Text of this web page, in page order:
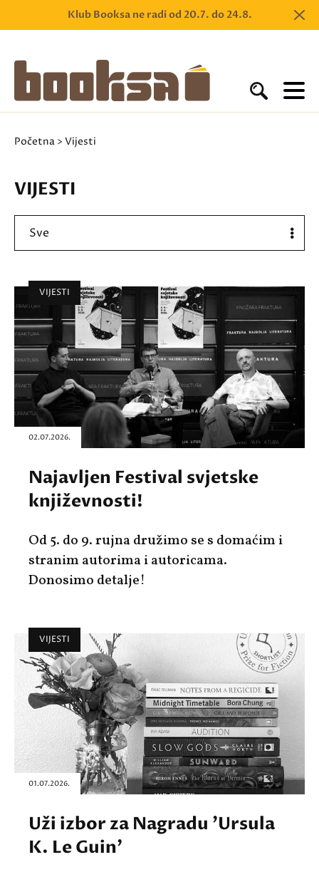
Klub Booksa ne radi od 20.7. do 24.8.
Početna > Vijesti
VIJESTI
Sve
VIJESTI
02.07.2026.
Najavljen Festival svjetske
književnosti!
Od 5. do 9. rujna družimo se s domaćim i
stranim autorima i autoricama.
Donosimo detalje!
VIJESTI
01.07.2026.
Uži izbor za Nagradu 'Ursula
K. Le Guin'